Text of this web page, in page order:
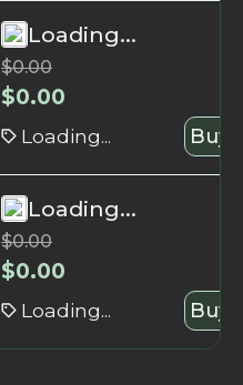
Loading...
$0.00
$0.00
Loading... Buy
Loading...
$0.00
$0.00
Loading... Buy